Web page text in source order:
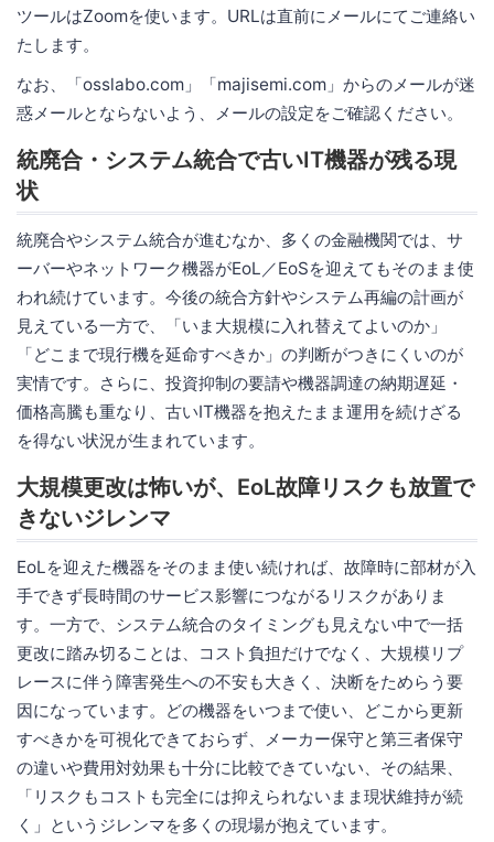
ツールはZoomを使います。URLは直前にメールにてご連絡い
たします。
なお、「osslabo.com」「majisemi.com」からのメールが迷
惑メールとならないよう、メールの設定をご確認ください。
統廃合・システム統合で古いIT機器が残る現
状
統廃合やシステム統合が進むなか、多くの金融機関では、サ
ーバーやネットワーク機器がEoL／EoSを迎えてもそのまま使
われ続けています。今後の統合方針やシステム再編の計画が
見えている一方で、「いま大規模に入れ替えてよいのか」
「どこまで現行機を延命すべきか」の判断がつきにくいのが
実情です。さらに、投資抑制の要請や機器調達の納期遅延・
価格高騰も重なり、古いIT機器を抱えたまま運用を続けざる
を得ない状況が生まれています。
大規模更改は怖いが、EoL故障リスクも放置で
きないジレンマ
EoLを迎えた機器をそのまま使い続ければ、故障時に部材が入
手できず長時間のサービス影響につながるリスクがありま
す。一方で、システム統合のタイミングも見えない中で一括
更改に踏み切ることは、コスト負担だけでなく、大規模リプ
レースに伴う障害発生への不安も大きく、決断をためらう要
因になっています。どの機器をいつまで使い、どこから更新
すべきかを可視化できておらず、メーカー保守と第三者保守
の違いや費用対効果も十分に比較できていない、その結果、
「リスクもコストも完全には抑えられないまま現状維持が続
く」というジレンマを多くの現場が抱えています。